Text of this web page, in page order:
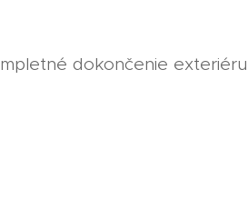
dokončenie